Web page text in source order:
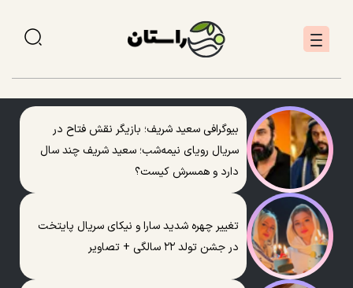
بیوگرافی سعید شریف؛ بازیگر نقش فتاح در
سریال رویای نیمه‌شب؛ سعید شریف چند سال
دارد و همسرش کیست؟
تغییر چهره شدید سارا و نیکای سریال پایتخت
در جشن تولد ۲۲ سالگی + تصاویر